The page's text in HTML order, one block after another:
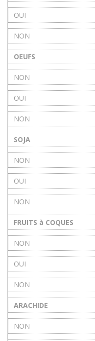
OUI
NON
OEUFS
NON
OUI
NON
SOJA
NON
OUI
NON
FRUITS à COQUES
NON
OUI
NON
ARACHIDE
NON